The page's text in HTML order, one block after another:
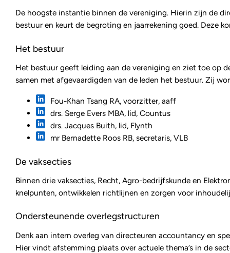
De hoogste instantie binnen de vereniging. Hierin zijn de
bestuur en keurt de begroting en jaarrekening goed. Deze
Het bestuur
Het bestuur geeft leiding aan de vereniging en ziet toe op
samen met afgevaardigden van de leden het bestuur. Zij
Fou-Khan Tsang RA, voorzitter, aaff
drs. Serge Evers MBA, lid, Countus
drs. Jacques Buith, lid, Flynth
mr Bernadette Roos RB, secretaris, VLB
De vaksecties
Binnen drie vaksecties, Recht, Agro-bedrijfskunde en
knelpunten, ontwikkelen richtlijnen en zorgen voor
Ondersteunende overlegstructuren
Denk aan intern overleg van directeuren accountancy en
Hier vindt afstemming plaats over actuele thema’s in de